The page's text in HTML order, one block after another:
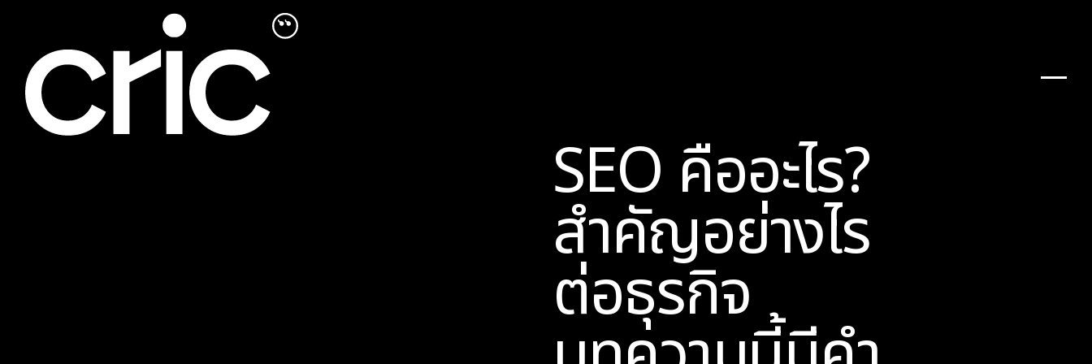
SEO คืออะไร?
สำคัญอย่างไร
ต่อธุรกิจ